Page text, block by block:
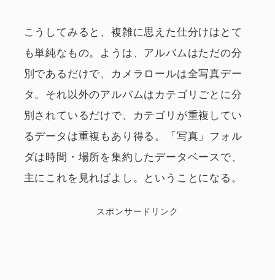
こうしてみると、複雑に思えた仕分けはとて
も単純なもの。ようは、アルバムはただの分
別であるだけで、カメラロールは全写真デー
タ。それ以外のアルバムはカテゴリごとに分
別されているだけで、カテゴリが重複してい
るデータは重複もあり得る。「写真」フォル
ダは時間・場所を集約したデータベースで、
主にこれを見ればよし。ということになる。
スポンサードリンク